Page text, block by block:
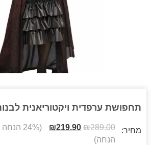
תחפושת ערפדית ויקטוריאנית
מחיר: ₪289.00
₪219.90
(24% הנחה
הנחה)